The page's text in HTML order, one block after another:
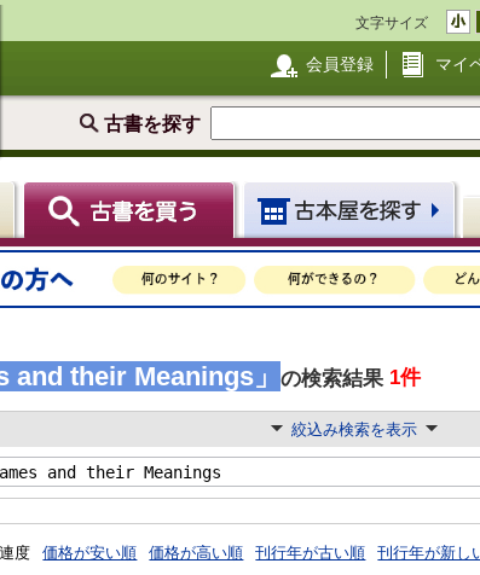
文字サイズ
会員登録 マイ
古書を探す
and their Meanings」 の検索結果 1件
絞込み検索を表示
度 価格が安い順 価格が高い順 刊行年が古い順 刊行年が新し